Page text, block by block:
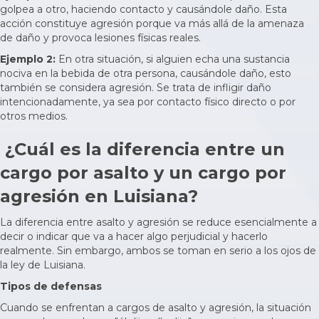
golpea a otro, haciendo contacto y causándole daño. Esta
acción constituye agresión porque va más allá de la amenaza
de daño y provoca lesiones físicas reales.
Ejemplo 2: En otra situación, si alguien echa una sustancia
nociva en la bebida de otra persona, causándole daño, esto
también se considera agresión. Se trata de infligir daño
intencionadamente, ya sea por contacto físico directo o por
otros medios.
¿Cuál es la diferencia entre un
cargo por asalto y un cargo por
agresión en Luisiana?
La diferencia entre asalto y agresión se reduce esencialmente a
decir o indicar que va a hacer algo perjudicial y hacerlo
realmente. Sin embargo, ambos se toman en serio a los ojos de
la ley de Luisiana.
Tipos de defensas
Cuando se enfrentan a cargos de asalto y agresión, la situación